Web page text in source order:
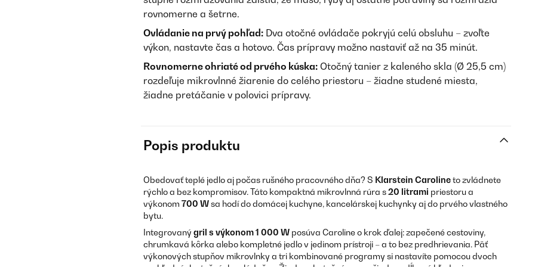
rovnomerne a šetrne.
Ovládanie na prvý pohľad: Dva otočné ovládače pokryjú celú obsluhu – zvoľte
výkon, nastavte čas a hotovo. Čas prípravy možno nastaviť až na 35 minút.
Rovnomerne ohriaté od prvého kúska: Otočný tanier z kaleného skla (Ø 25,5 cm)
rozdeľuje mikrovlnné žiarenie do celého priestoru – žiadne studené miesta,
žiadne pretáčanie v polovici prípravy.
Popis produktu
Obedovať teplé jedlo aj počas rušného pracovného dňa? S Klarstein Carolineto zvládnete
rýchlo a bez kompromisov. Táto kompaktná mikrovlnná rúra s20 litrami priestoru a
výkonom 700 Wsa hodí do domácej kuchyne, kancelárskej kuchynky aj do prvého vlastného
bytu.
Integrovaný gril s výkonom 1 000 W posúva Caroline o krok ďalej: zapečené cestoviny,
chrumkavá kôrka alebo kompletné jedlo v jedinom prístroji – a to bez predhrievania. Päť
výkonových stupňov mikrovlnky a tri kombinované programy si nastavíte pomocou dvoch